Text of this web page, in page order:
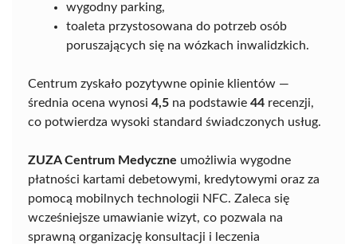
wygodny parking,
toaleta przystosowana do potrzeb osób
poruszających się na wózkach inwalidzkich.
Centrum zyskało pozytywne opinie klientów —
średnia ocena wynosi 4,5 na podstawie 44 recenzji,
co potwierdza wysoki standard świadczonych usług.
ZUZA Centrum Medyczne umożliwia wygodne
płatności kartami debetowymi, kredytowymi oraz za
pomocą mobilnych technologii NFC. Zaleca się
wcześniejsze umawianie wizyt, co pozwala na
sprawną organizację konsultacji i leczenia